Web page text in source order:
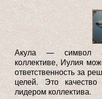
Акула — символ
коллективе, Иулия
ответственность за
целей. Это
лидером коллектива.